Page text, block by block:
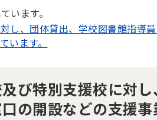
います。
し、団体貸出、学校図書館指導
います。
び特別支援校に対し
の開設などの支援事